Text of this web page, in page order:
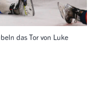
das Tor von Luke